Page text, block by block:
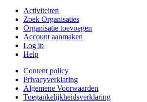
Activiteiten
Zoek Organisaties
Organisatie toevoegen
Account aanmaken
Log in
Help
Content policy
Privacyverklaring
Algemene Voorwaarden
Toegankelijkheidsverklaring